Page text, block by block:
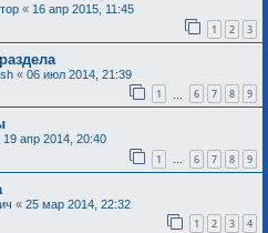
« 16 апр 2015, 11:45
1 2 3
« 06 июл 2014, 21:39
1 6 7 8 9
19 апр 2014, 20:40
1 … 6 7 8 9
« 25 мар 2014, 22:32
1 2 3 4